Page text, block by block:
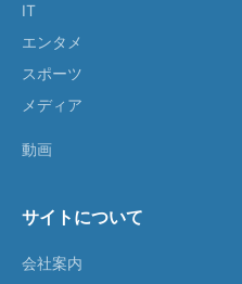
IT
エンタメ
スポーツ
メディア
動画
サイトについて
会社案内